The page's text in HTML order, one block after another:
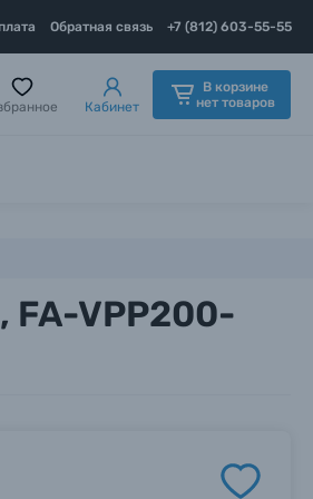
Обратная связь +7 (812) 603-55-55
Кабинет
В корзине
нет товаров
FA-VPP200-